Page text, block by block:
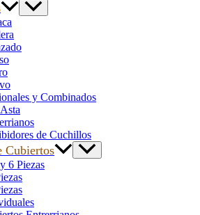
y Combinados
de Cuchillos
Cubiertos
6 Piezas